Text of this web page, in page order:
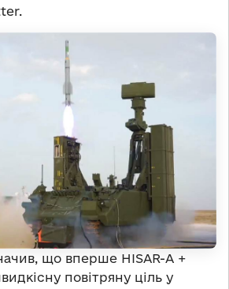
що вперше HISAR-A +
повітряну ціль у